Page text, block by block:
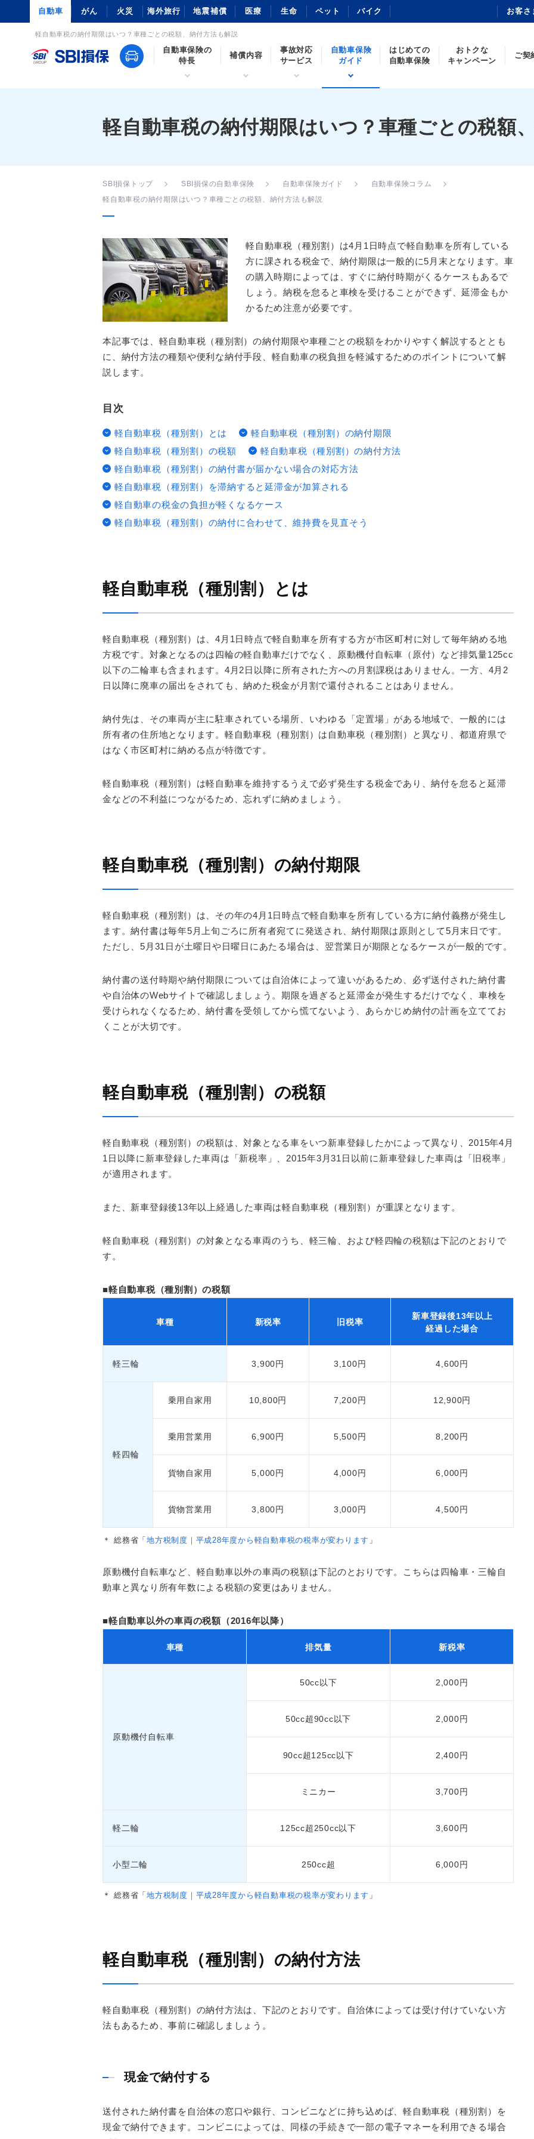
自動車 がん 火災 海外旅行 地震補償 医療 生命 ペット バイク お客さ
軽自動車税の納付期限はいつ？車種ごとの税額、納付方法も解説
自動車保険の
特長
補償内容
事故対応
サービス
自動車保険
ガイド
はじめての
自動車保険
おトクな
キャンペーン
ご契
軽自動車税の納付期限はいつ？車種ごとの税額
SBI損保トップ SBI損保の自動車保険 自動車保険ガイド
自動車保険コラム
軽自動車税の納付期限はいつ？車種ごとの税額、納付方法も解説
軽自動車税（種別割）は4月1日時点で軽自動車を所有している
方に課される税金で、納付期限は一般的に5月末となります。車
の購入時期によっては、すぐに納付時期がくるケースもあるで
しょう。納税を怠ると車検を受けることができず、延滞金もか
かるため注意が必要です。
本記事では、軽自動車税（種別割）の納付期限や車種ごとの税額をわかりやすく解説するととも
に、納付方法の種類や便利な納付手段、軽自動車の税負担を軽減するためのポイントについて解
説します。
目次
軽自動車税（種別割）とは
軽自動車税（種別割）の納付期限
軽自動車税（種別割）の税額
軽自動車税（種別割）の納付方法
軽自動車税（種別割）の納付書が届かない場合の対応方法
軽自動車税（種別割）を滞納すると延滞金が加算される
軽自動車の税金の負担が軽くなるケース
軽自動車税（種別割）の納付に合わせて、維持費を見直そう
軽自動車税（種別割）とは
軽自動車税（種別割）は、4月1日時点で軽自動車を所有する方が市区町村に対して毎年納める地
方税です。対象となるのは四輪の軽自動車だけでなく、原動機付自転車（原付）など排気量125cc
以下の二輪車も含まれます。4月2日以降に所有された方への月割課税はありません。一方、4月2
日以降に廃車の届出をされても、納めた税金が月割で還付されることはありません。
納付先は、その車両が主に駐車されている場所、いわゆる「定置場」がある地域で、一般的には
所有者の住所地となります。軽自動車税（種別割）は自動車税（種別割）と異なり、都道府県で
はなく市区町村に納める点が特徴です。
軽自動車税（種別割）は軽自動車を維持するうえで必ず発生する税金であり、納付を怠ると延滞
金などの不利益につながるため、忘れずに納めましょう。
軽自動車税（種別割）の納付期限
軽自動車税（種別割）は、その年の4月1日時点で軽自動車を所有している方に納付義務が発生し
ます。納付書は毎年5月上旬ごろに所有者宛てに発送され、納付期限は原則として5月末日です。
ただし、5月31日が土曜日や日曜日にあたる場合は、翌営業日が期限となるケースが一般的です。
納付書の送付時期や納付期限については自治体によって違いがあるため、必ず送付された納付書
や自治体のWebサイトで確認しましょう。期限を過ぎると延滞金が発生するだけでなく、車検を
受けられなくなるため、納付書を受領してから慌てないよう、あらかじめ納付の計画を立ててお
くことが大切です。
軽自動車税（種別割）の税額
軽自動車税（種別割）の税額は、対象となる車をいつ新車登録したかによって異なり、2015年4月
1日以降に新車登録した車両は「新税率」、2015年3月31日以前に新車登録した車両は「旧税率」
が適用されます。
また、新車登録後13年以上経過した車両は軽自動車税（種別割）が重課となります。
軽自動車税（種別割）の対象となる車両のうち、軽三輪、および軽四輪の税額は下記のとおりで
す。
■軽自動車税（種別割）の税額
車種 新税率 旧税率
新車登録後13年以上
経過した場合
軽三輪 3,900円 3,100円 4,600円
軽四輪
乗用自家用 10,800円 7,200円 12,900円
乗用営業用 6,900円 5,500円 8,200円
貨物自家用 5,000円 4,000円 6,000円
貨物営業用 3,800円 3,000円 4,500円
＊ 総務省「 地方税制度｜平成28年度から軽自動車税の税率が変わります 」
原動機付自転車など、軽自動車以外の車両の税額は下記のとおりです。こちらは四輪車・三輪自
動車と異なり所有年数による税額の変更はありません。
■軽自動車以外の車両の税額（2016年以降）
車種 排気量 新税率
原動機付自転車
50cc以下 2,000円
50cc超90cc以下 2,000円
90cc超125cc以下 2,400円
ミニカー 3,700円
軽二輪 125cc超250cc以下 3,600円
小型二輪 250cc超 6,000円
＊ 総務省「 地方税制度｜平成28年度から軽自動車税の税率が変わります 」
軽自動車税（種別割）の納付方法
軽自動車税（種別割）の納付方法は、下記のとおりです。自治体によっては受け付けていない方
法もあるため、事前に確認しましょう。
現金で納付する
送付された納付書を自治体の窓口や銀行、コンビニなどに持ち込めば、軽自動車税（種別割）を
現金で納付できます。コンビニによっては、同様の手続きで一部の電子マネーを利用できる場合